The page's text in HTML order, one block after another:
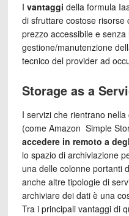
I vantaggi della formula
di sfruttare costose risorse
prezzo accessibile e
gestione/manutenzione
tecnico del provider ad
Storage as a
I servizi che rientrano
(come Amazon Simple
accedere in remoto a
lo spazio di archiviazione
una delle colonne portanti
anche altre tipologie di
archiviare dei dati è una
Tra i principali vantaggi di